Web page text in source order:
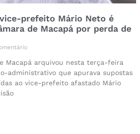
prefeito Mário Neto é
de Macapá por perda de
Macapá arquivou nesta terça-feira
administrativo que apurava supostas
ao vice-prefeito afastado Mário